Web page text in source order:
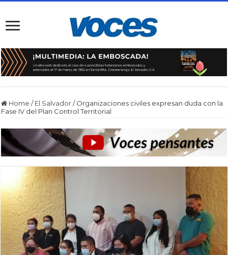
Home / El Salvador / Organizaciones civiles expresan duda con la
Fase IV del Plan Control Territorial